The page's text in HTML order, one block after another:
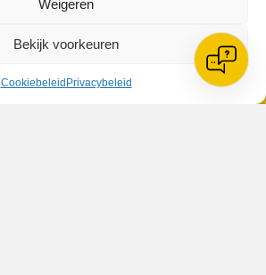
Weigeren
Bekijk voorkeuren
Cookiebeleid Privacybeleid